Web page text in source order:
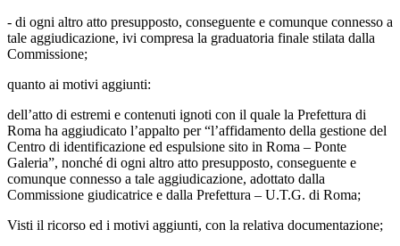
- di ogni altro atto presupposto, conseguente e comunque connesso a
tale aggiudicazione, ivi compresa la graduatoria finale stilata dalla
Commissione;
quanto ai motivi aggiunti:
dell’atto di estremi e contenuti ignoti con il quale la Prefettura di
Roma ha aggiudicato l’appalto per “l’affidamento della gestione del
Centro di identificazione ed espulsione sito in Roma – Ponte
Galeria”, nonché di ogni altro atto presupposto, conseguente e
comunque connesso a tale aggiudicazione, adottato dalla
Commissione giudicatrice e dalla Prefettura – U.T.G. di Roma;
Visti il ricorso ed i motivi aggiunti, con la relativa documentazione;